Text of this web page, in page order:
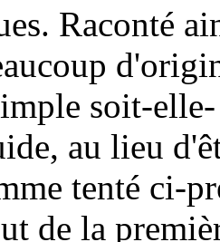
Raconté
soit-
au lieu
tenté ci-
de la